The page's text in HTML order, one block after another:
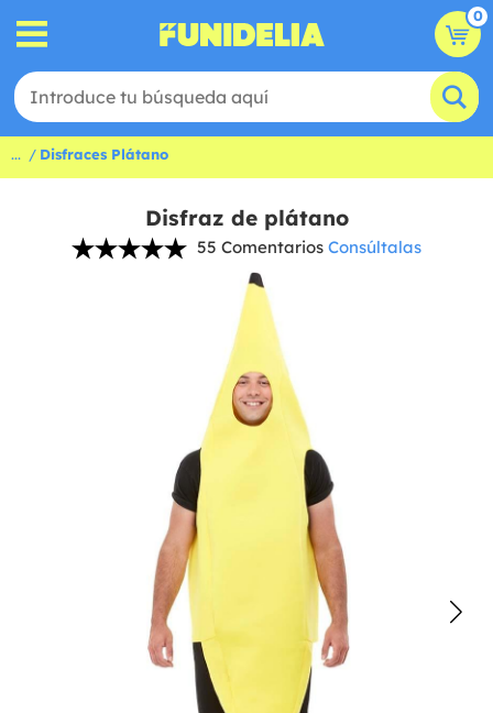
0
... Disfraces Plátano
Disfraz de plátano
55 Comentarios Consúltalas